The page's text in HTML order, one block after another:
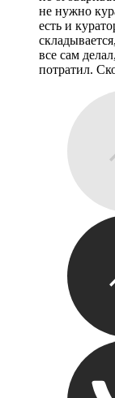
не нужно
есть и
все сам
потратил.